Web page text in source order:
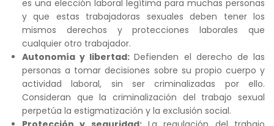
es una elección laboral legítima para muchas personas
y que estas trabajadoras sexuales deben tener los
mismos derechos y protecciones laborales que
cualquier otro trabajador.
Autonomía y libertad:Defienden el derecho de las
personas a tomar decisiones sobre su propio cuerpo y
actividad laboral, sin ser criminalizadas por ello.
Consideran que la criminalización del trabajo sexual
perpetúa la estigmatización y la exclusión social.